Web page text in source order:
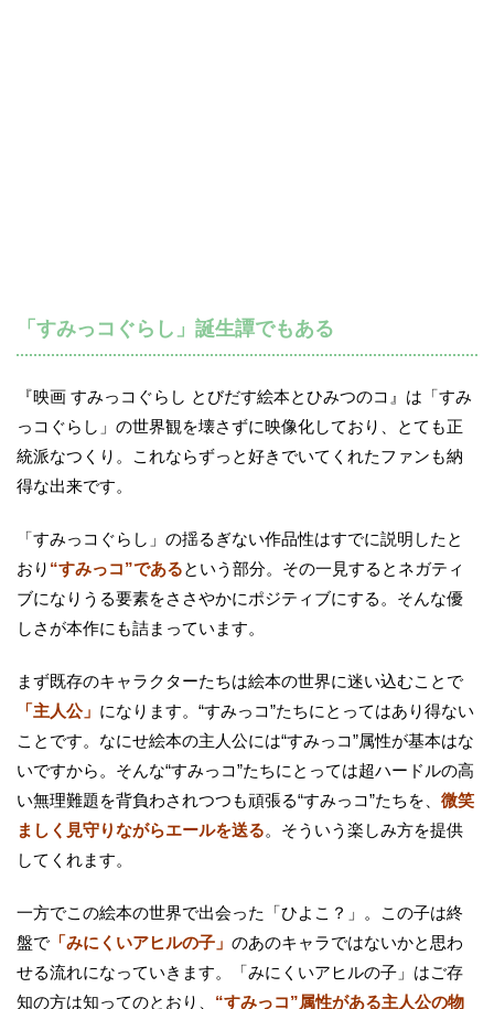
「すみっコぐらし」誕生譚でもある
『映画 すみっコぐらし とびだす絵本とひみつのコ』は「すみ
っコぐらし」の世界観を壊さずに映像化しており、とても正
統派なつくり。これならずっと好きでいてくれたファンも納
得な出来です。
「すみっコぐらし」の揺るぎない作品性はすでに説明したと
おり “すみっコ”であるという部分。その一見するとネガティ
ブになりうる要素をささやかにポジティブにする。そんな優
しさが本作にも詰まっています。
まず既存のキャラクターたちは絵本の世界に迷い込むことで
「主人公」 になります。“すみっコ”たちにとってはあり得ない
ことです。なにせ絵本の主人公には“すみっコ”属性が基本はな
いですから。そんな“すみっコ”たちにとっては超ハードルの高
い無理難題を背負わされつつも頑張る“すみっコ”たちを、 微笑
ましく見守りながらエールを送る。そういう楽しみ方を提供
してくれます。
一方でこの絵本の世界で出会った「ひよこ？」。この子は終
盤で 「みにくいアヒルの子」 のあのキャラではないかと思わ
せる流れになっていきます。「みにくいアヒルの子」はご存
知の方は知ってのとおり、 “すみっコ”属性がある主人公の物